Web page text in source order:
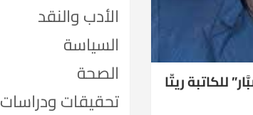
للكاتبة ريتّا
الأدب والنقد
السياسة
الصحة
تحقيقات ودراسات